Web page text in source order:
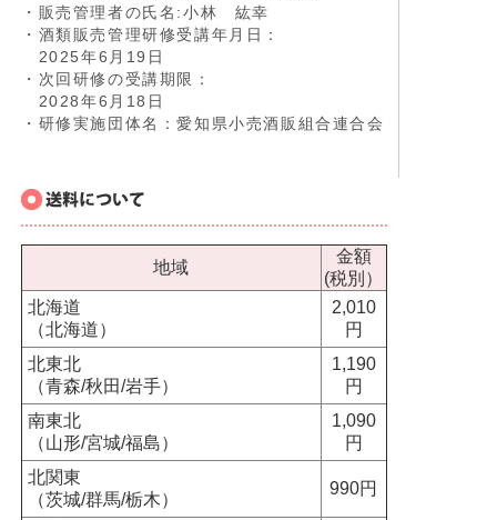
・販売管理者の氏名:小林 紘幸
・酒類販売管理研修受講年月日：
2025年6月19日
・次回研修の受講期限：
2028年6月18日
・研修実施団体名：愛知県小売酒販組合連合会
地域
金額
(税別）
北海道
（北海道）
2,010
円
北東北
（青森/秋田/岩手）
1,190
円
南東北
（山形/宮城/福島）
1,090
円
北関東
（茨城/群馬/栃木）
990円